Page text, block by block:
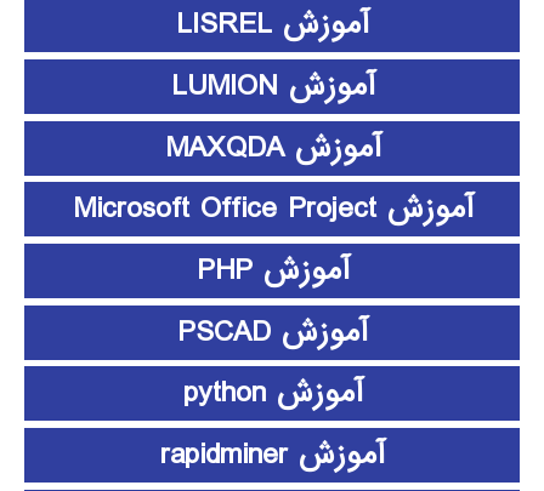
آموزش LISREL
آموزش LUMION
آموزش MAXQDA
آموزش Microsoft Office Project
آموزش PHP
آموزش PSCAD
آموزش python
آموزش rapidminer